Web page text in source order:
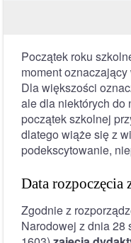
Początek roku
moment
Dla większości
ale dla niektórych do
początek szkolnej
dlatego wiąże się z
podekscytowanie,
Data rozpoczęcia
Zgodnie z
Narodowej z dnia 28